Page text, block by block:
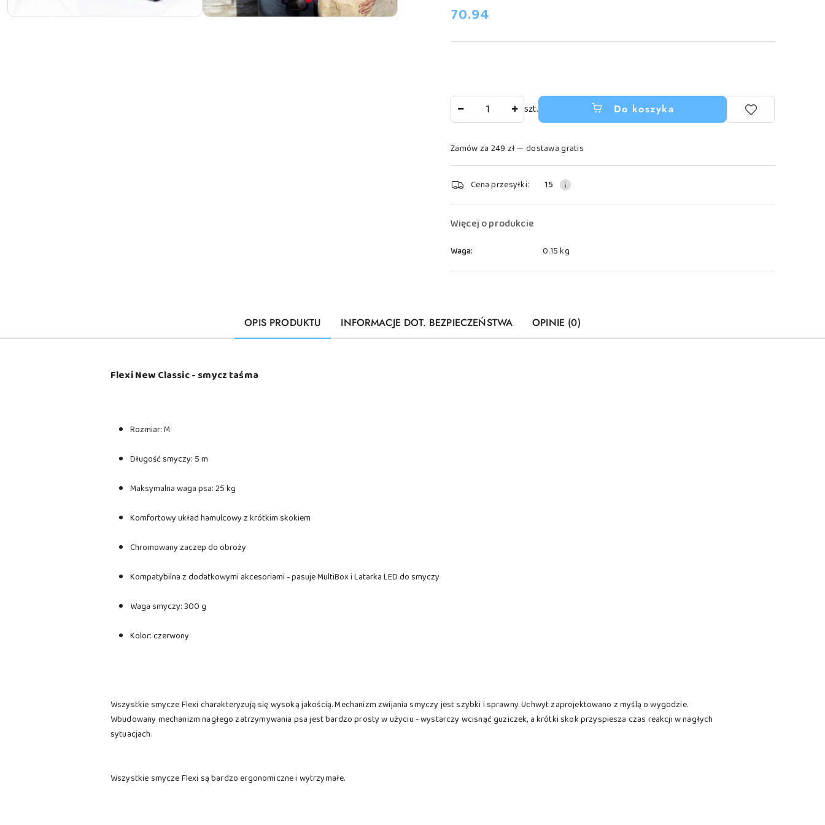
cena:
70.94
szt. Do koszyka
Zamów za 249 zł — dostawa gratis
Dostępność
i
dostawa
Cena przesyłki: 15
Więcej o produkcie
Waga: 0.15 kg
OPIS PRODUKTU INFORMACJE DOT. BEZPIECZEŃSTWA OPINIE (0)
Flexi New Classic - smycz taśma
Rozmiar: M
Długość smyczy: 5 m
Maksymalna waga psa: 25 kg
Komfortowy układ hamulcowy z krótkim skokiem
Chromowany zaczep do obroży
Kompatybilna z dodatkowymi akcesoriami - pasuje MultiBox i Latarka LED do smyczy
Waga smyczy: 300 g
Kolor: czerwony
Wszystkie smycze Flexi charakteryzują się wysoką jakością. Mechanizm zwijania smyczy jest szybki i sprawny. Uchwyt zaprojektowano z myślą o wygodzie.
Wbudowany mechanizm nagłego zatrzymywania psa jest bardzo prosty w użyciu - wystarczy wcisnąć guziczek, a krótki skok przyspiesza czas reakcji w nagłych
sytuacjach.
Wszystkie smycze Flexi są bardzo ergonomiczne i wytrzymałe.